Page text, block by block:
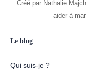
Créé par Nathalie
aider à
Le blog
Qui suis-je ?